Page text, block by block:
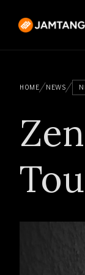
HOME NEWS